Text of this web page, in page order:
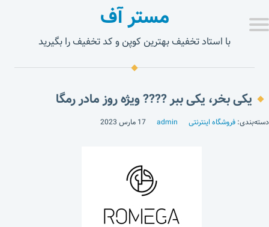
مستر آف
با استاد تخفیف بهترین کوپن و کد تخفیف را بگیرید
یکی بخر، یکی ببر ???? ویژه روز مادر رمگا
دسته‌بندی: فروشگاه اینترنتی admin 17 مارس 2023